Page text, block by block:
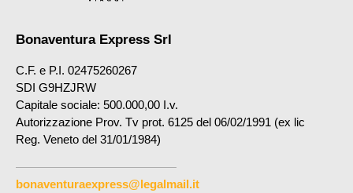
Bonaventura Express Srl
C.F. e P.I. 02475260267
SDI G9HZJRW
Capitale sociale: 500.000,00 I.v.
Autorizzazione Prov. Tv prot. 6125 del 06/02/1991 (ex lic
Reg. Veneto del 31/01/1984)
bonaventuraexpress@legalmail.it